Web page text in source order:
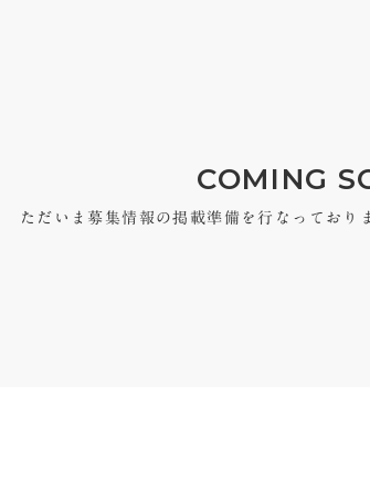
COMING
ただいま募集情報の掲載準備を行なっており